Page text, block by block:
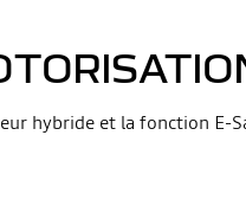
hybride et la fonction E-